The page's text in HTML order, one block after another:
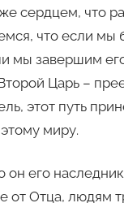
сердцем, что
что если мы
мы завершим
Царь –
этот путь
миру.
он его
от Отца, людям